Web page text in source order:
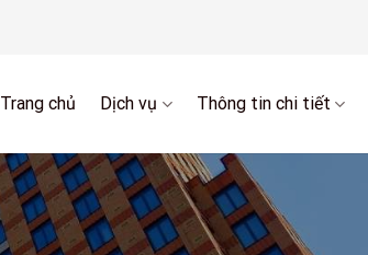
Trang chủ Dịch vụ Thông tin chi tiết